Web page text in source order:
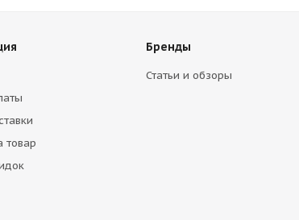
товар
Бренды
Статьи и обзоры